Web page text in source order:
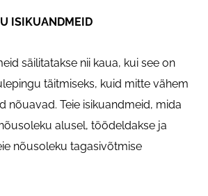
ISIKUANDMEID
säilitatakse nii kaua, kui see on
täitmiseks, kuid mitte vähem
nõuavad. Teie isikuandmeid, mida
alusel, töödeldakse ja
nõusoleku tagasivõtmise